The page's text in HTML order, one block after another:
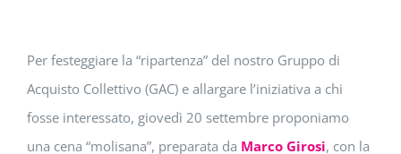
Per festeggiare la “ripartenza” del nostro Gruppo di
Acquisto Collettivo (GAC) e allargare l’iniziativa a chi
fosse interessato, giovedì 20 settembre proponiamo
una cena “molisana”, preparata da Marco Girosi, con la